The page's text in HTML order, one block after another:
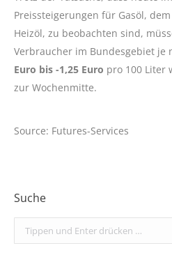
Preissteigerungen für Gasöl,
Heizöl, zu beobachten sind,
Verbraucher im Bundesgebiet je
Euro bis -1,25 Euro pro 100 Liter
zur Wochenmitte.
Source: Futures-Services
Suche
Search: